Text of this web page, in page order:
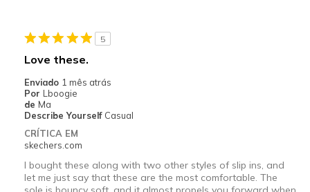
View On Shoes
Shoes are for Wearing
5
Love these.
Enviado 1 mês atrás
Por Lboogie
de Ma
Describe Yourself Casual
CRÍTICA EM
skechers.com
I bought these along with two other styles of slip ins, and
let me just say that these are the most comfortable. The